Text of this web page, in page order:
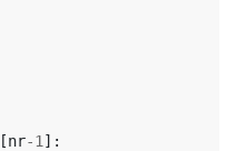
[nr-1 ]: